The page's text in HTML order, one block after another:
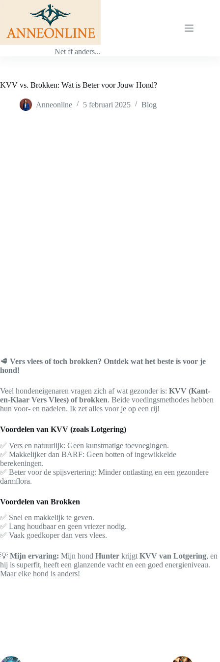
inhoud
Net ff anders...
KVV vs. Brokken: Wat is Beter voor Jouw Hond?
Anneonline 5 februari 2025 Blog
🥩 Vers vlees of toch brokken? Ontdek wat het beste is voor je
hond!
Veel hondeneigenaren vragen zich af wat gezonder is: KVV (Kant-
en-Klaar Vers Vlees) of brokken. Beide voedingsmethodes hebben
hun voor- en nadelen. Ik zet alles voor je op een rij!
Voordelen van KVV (zoals Lotgering)
✅ Vers en natuurlijk: Geen kunstmatige toevoegingen.
✅ Makkelijker dan BARF: Geen botten of ingewikkelde
berekeningen.
✅ Beter voor de spijsvertering: Minder ontlasting en een gezondere
darmflora.
Voordelen van Brokken
✅ Snel en makkelijk te geven.
✅ Lang houdbaar en geen vriezer nodig.
✅ Vaak goedkoper dan vers vlees.
💡 Mijn ervaring: Mijn hond Hunter krijgt KVV van Lotgering, en
hij is superfit, heeft een glanzende vacht en een goed energieniveau.
Maar elke hond is anders!